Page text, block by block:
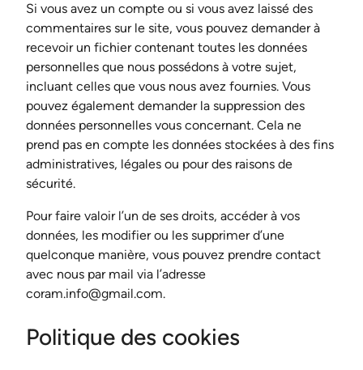
Si vous avez un compte ou si vous avez laissé des
commentaires sur le site, vous pouvez demander à
recevoir un fichier contenant toutes les données
personnelles que nous possédons à votre sujet,
incluant celles que vous nous avez fournies. Vous
pouvez également demander la suppression des
données personnelles vous concernant. Cela ne
prend pas en compte les données stockées à des fins
administratives, légales ou pour des raisons de
sécurité.
Pour faire valoir l’un de ses droits, accéder à vos
données, les modifier ou les supprimer d’une
quelconque manière, vous pouvez prendre contact
avec nous par mail via l’adresse
coram.info@gmail.com.
Politique des cookies